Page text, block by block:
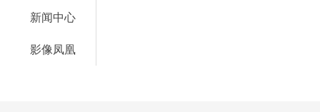
新闻中心
影像凤凰